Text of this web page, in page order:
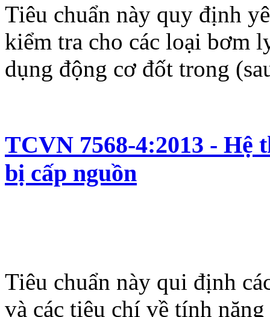
Tiêu chuẩn này quy định
kiểm tra cho các loại bơm
dụng động cơ đốt trong
TCVN 7568-4:2013 - Hệ
bị cấp nguồn
Tiêu chuẩn này qui định
và các tiêu chí về tính